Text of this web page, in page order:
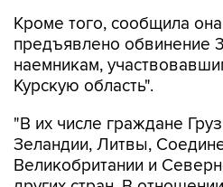
Кроме того, сообщила
предъявлено обвинение
наемникам,
Курскую область".
"В их числе граждане
Зеландии, Литвы,
Великобритании и